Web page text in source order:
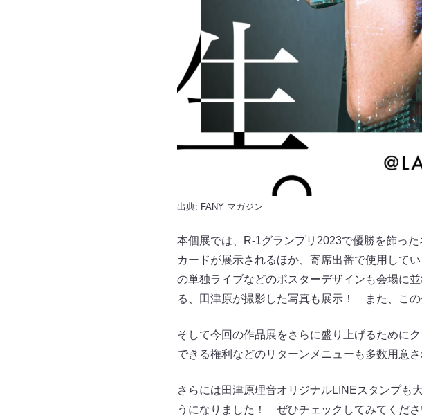
出典: FANY マガジン
本個展では、R-1グランプリ2023で優勝を飾っ
カードが展示されるほか、寄席出番で使用して
の単独ライブなどのポスターデザインも会場に
る、田津原が撮影した写真も展示！ また、この
そして今回の作品展をさらに盛り上げるために
できる権利などのリターンメニューも多数用意さ
さらには田津原理音オリジナルLINEスタンプも
うになりました！ ぜひチェックしてみてくださ